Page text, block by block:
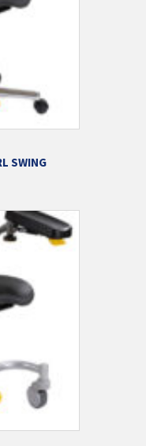
SWING